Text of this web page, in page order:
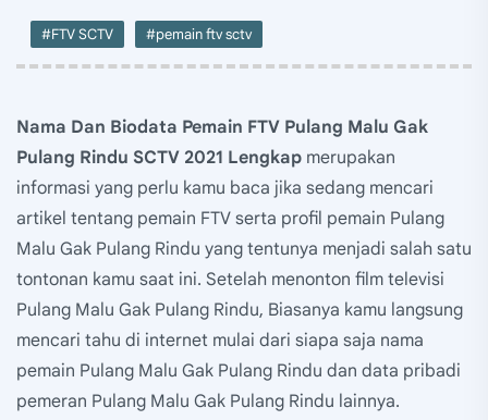
#FTV SCTV #pemain ftv sctv
Nama Dan Biodata Pemain FTV Pulang Malu Gak
Pulang Rindu SCTV 2021 Lengkap merupakan
informasi yang perlu kamu baca jika sedang mencari
artikel tentang pemain FTV serta profil pemain Pulang
Malu Gak Pulang Rindu yang tentunya menjadi salah satu
tontonan kamu saat ini. Setelah menonton film televisi
Pulang Malu Gak Pulang Rindu, Biasanya kamu langsung
mencari tahu di internet mulai dari siapa saja nama
pemain Pulang Malu Gak Pulang Rindu dan data pribadi
pemeran Pulang Malu Gak Pulang Rindu lainnya.